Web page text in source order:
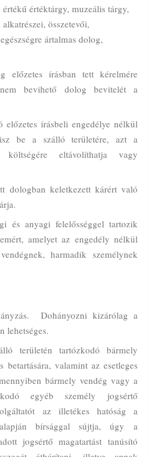
értéktárgy, muzeális tárgy,
összetevői,
ártalmas dolog,
írásban tett kérelmére
nem bevihető dolog bevitelét a
előzetes írásbeli engedélye nélkül
be a szálló területére, azt a
eltávolíthatja vagy
dologban keletkezett kárért való
és anyagi felelősséggel tartozik
amelyet az engedély nélkül
harmadik személynek
Dohányozni kizárólag a
lehetséges.
területén tartózkodó bármely
betartására, valamint az esetleges
bármely vendég vagy a
egyéb személy jogsértő
az illetékes hatóság a
bírsággal sújtja, úgy a
jogsértő magatartást tanúsító